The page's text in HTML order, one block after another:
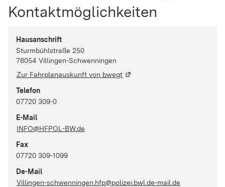
Kontaktmöglichkeiten
Hausanschrift
Sturmbühlstraße 250
78054 Villingen-Schwenningen
Zur Fahrplanauskunft von bwegt
Telefon
07720 309-0
E-Mail
INFO@HFPOL-BW.de
Fax
07720 309-1099
De-Mail
Villingen-schwenningen.hfp@polizei.bwl.de-mail.de